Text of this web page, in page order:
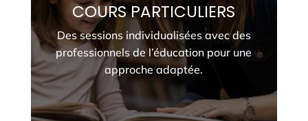
COURS PARTICULIERS
Des sessions individualisées avec des
professionnels de l’éducation pour une
approche adaptée.